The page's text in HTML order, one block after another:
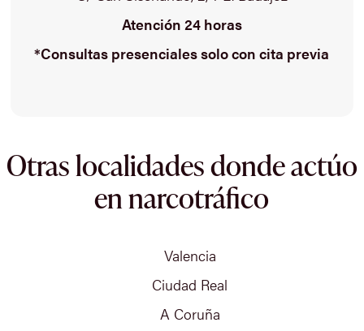
Atención 24 horas
*Consultas presenciales solo con cita previa
Otras localidades donde actúo
en narcotráfico
Valencia
Ciudad Real
A Coruña